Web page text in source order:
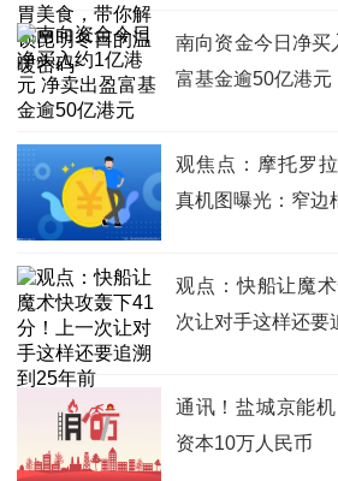
南向资金今日净买
富基金逾50亿港元
观焦点：摩托罗
真机图曝光：窄边
观点：快船让魔
次让对手这样还要
通讯！盐城京能
资本10万人民币